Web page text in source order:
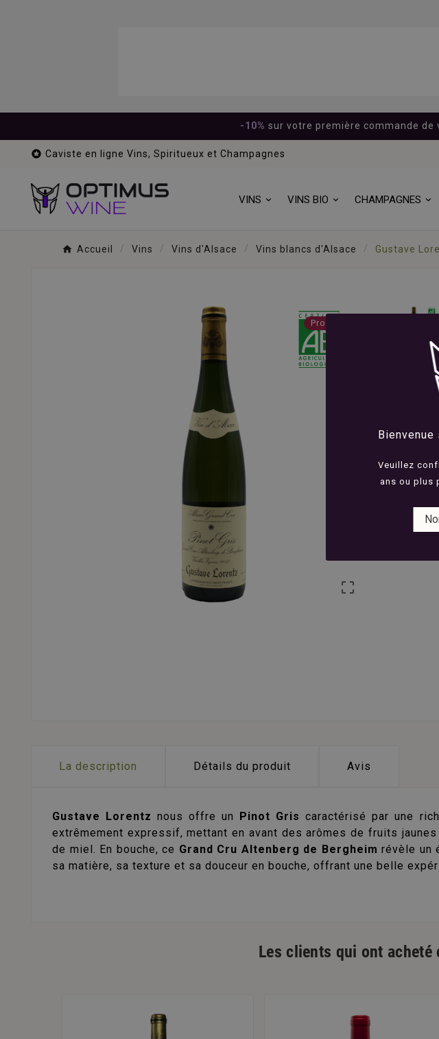
Bienvenue
Veuillez
ans ou plus
-10% sur votre première commande de
 Caviste en ligne Vins, Spiritueux et Champagnes
VINS VINS BIO CHAMPAGNES
Accueil Vins Vins d'Alsace Vins blancs d'Alsace Gustave
Promo !

La description Détails du produit Avis
Gustave Lorentz nous offre un Pinot Gris caractérisé par une
extrêmement expressif, mettant en avant des arômes de fruits
de miel. En bouche, ce Grand Cru Altenberg de Bergheim révèle un
sa matière, sa texture et sa douceur en bouche, offrant une belle
Les clients qui ont